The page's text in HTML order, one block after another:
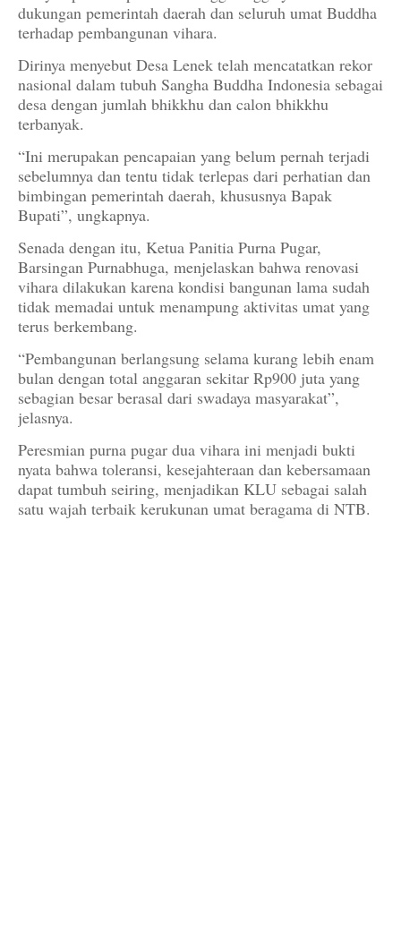
dukungan pemerintah daerah dan seluruh umat Buddha
terhadap pembangunan vihara.
Dirinya menyebut Desa Lenek telah mencatatkan rekor
nasional dalam tubuh Sangha Buddha Indonesia sebagai
desa dengan jumlah bhikkhu dan calon bhikkhu
terbanyak.
“Ini merupakan pencapaian yang belum pernah terjadi
sebelumnya dan tentu tidak terlepas dari perhatian dan
bimbingan pemerintah daerah, khususnya Bapak
Bupati”, ungkapnya.
Senada dengan itu, Ketua Panitia Purna Pugar,
Barsingan Purnabhuga, menjelaskan bahwa renovasi
vihara dilakukan karena kondisi bangunan lama sudah
tidak memadai untuk menampung aktivitas umat yang
terus berkembang.
“Pembangunan berlangsung selama kurang lebih enam
bulan dengan total anggaran sekitar Rp900 juta yang
sebagian besar berasal dari swadaya masyarakat”,
jelasnya.
Peresmian purna pugar dua vihara ini menjadi bukti
nyata bahwa toleransi, kesejahteraan dan kebersamaan
dapat tumbuh seiring, menjadikan KLU sebagai salah
satu wajah terbaik kerukunan umat beragama di NTB.